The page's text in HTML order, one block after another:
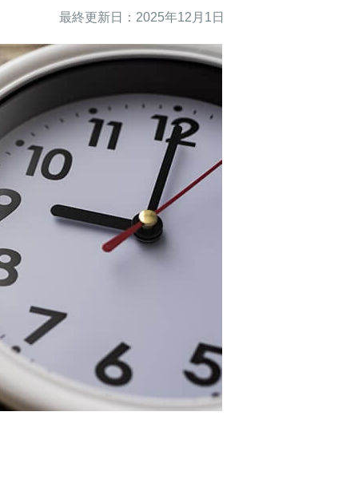
利なコンテンツ
カードローン診断
カードローンQ&A
集ページ
リボ払いをそのまま払いきると損！
カードローンの見直しで40万円得した話
最速！最短40分で借りられるカードローン
特集ページ一覧
類や特徴で探す
最終更新日：2025年12月1日